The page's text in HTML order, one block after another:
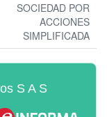
SOCIEDAD POR
ACCIONES
SIMPLIFICADA
S A S